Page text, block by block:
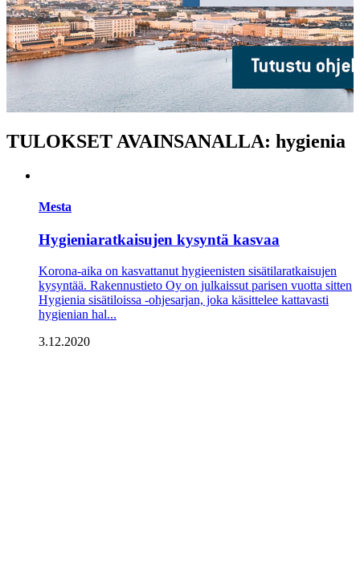
TULOKSET AVAINSANALLA: hygienia
Mesta
Hygieniaratkaisujen kysyntä kasvaa
Korona-aika on kasvattanut hygieenisten sisätilaratkaisujen
kysyntää. Rakennustieto Oy­ on julkaissut parisen vuotta sitten
­Hygienia sisätiloissa -ohjesarjan, joka käsittelee kattavasti
hygienian hal...
3.12.2020